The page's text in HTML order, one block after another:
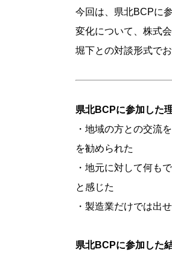
今回は、県北BCPに
変化について、株式
堀下との対談形式で
県北BCPに参加した
・地域の方との交流
を勧められた
・地元に対して何も
と感じた
・製造業だけでは出
県北BCPに参加した